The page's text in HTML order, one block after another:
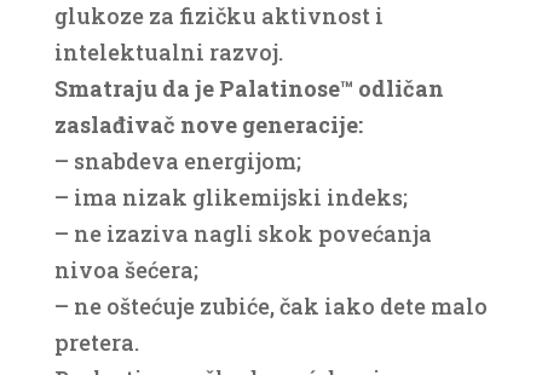
glukoze za fizičku aktivnost i
intelektualni razvoj.
Smatraju da je Palatinose™ odličan
zaslađivač nove generacije:
– snabdeva energijom;
– ima nizak glikemijski indeks;
– ne izaziva nagli skok povećanja
nivoa šećera;
– ne oštećuje zubiće, čak iako dete malo
pretera.